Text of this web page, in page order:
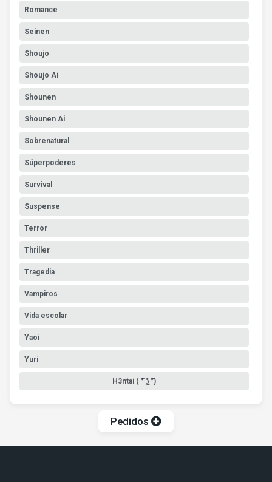
Romance
Seinen
Shoujo
Shoujo Ai
Shounen
Shounen Ai
Sobrenatural
Súperpoderes
Survival
Suspense
Terror
Thriller
Tragedia
Vampiros
Vida escolar
Yaoi
Yuri
H3ntai ( ͡° ͜ʖ ͡°)
Pedidos